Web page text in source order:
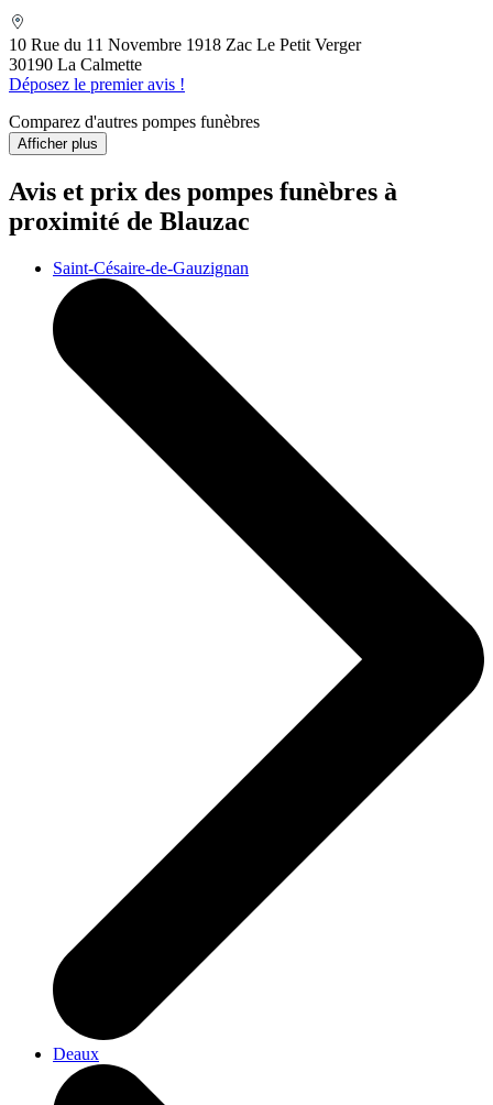
10 Rue du 11 Novembre 1918 Zac Le Petit Verger
30190 La Calmette
Déposez le premier avis !
Comparez d'autres pompes funèbres
Afficher plus
Avis et prix des pompes funèbres à
proximité de Blauzac
Saint-Césaire-de-Gauzignan
Deaux